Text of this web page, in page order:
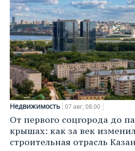
Недвижимость 07 авг, 08:00
От первого соцгорода до
крышах: как за век
строительная отрасль